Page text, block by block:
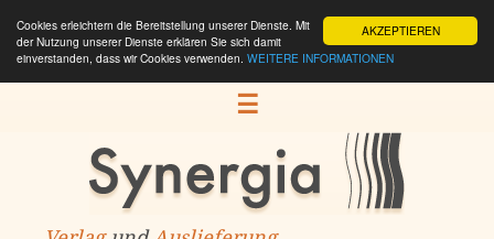
AKZEPTIEREN
Cookies erleichtern die Bereitstellung unserer Dienste. Mit
der Nutzung unserer Dienste erklären Sie sich damit
einverstanden, dass wir Cookies verwenden. WEITERE INFORMATIONEN
☰